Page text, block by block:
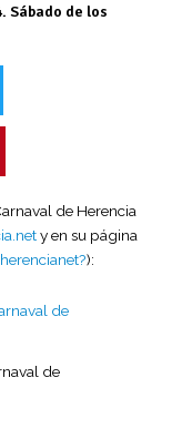
Sábado de los
de Herencia
y en su página
):
de